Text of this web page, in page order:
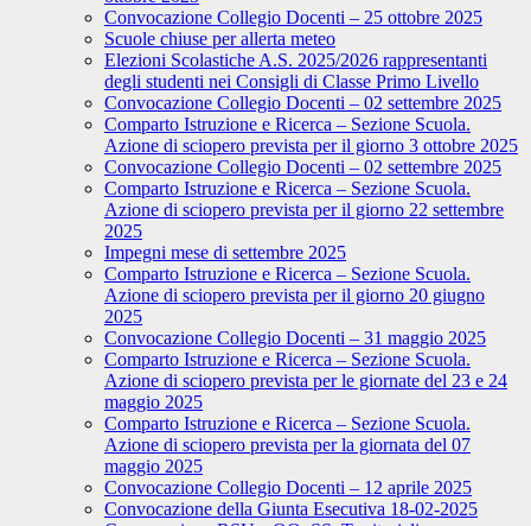
Convocazione Collegio Docenti – 25 ottobre 2025
Scuole chiuse per allerta meteo
Elezioni Scolastiche A.S. 2025/2026 rappresentanti
degli studenti nei Consigli di Classe Primo Livello
Convocazione Collegio Docenti – 02 settembre 2025
Comparto Istruzione e Ricerca – Sezione Scuola.
Azione di sciopero prevista per il giorno 3 ottobre 2025
Convocazione Collegio Docenti – 02 settembre 2025
Comparto Istruzione e Ricerca – Sezione Scuola.
Azione di sciopero prevista per il giorno 22 settembre
2025
Impegni mese di settembre 2025
Comparto Istruzione e Ricerca – Sezione Scuola.
Azione di sciopero prevista per il giorno 20 giugno
2025
Convocazione Collegio Docenti – 31 maggio 2025
Comparto Istruzione e Ricerca – Sezione Scuola.
Azione di sciopero prevista per le giornate del 23 e 24
maggio 2025
Comparto Istruzione e Ricerca – Sezione Scuola.
Azione di sciopero prevista per la giornata del 07
maggio 2025
Convocazione Collegio Docenti – 12 aprile 2025
Convocazione della Giunta Esecutiva 18-02-2025